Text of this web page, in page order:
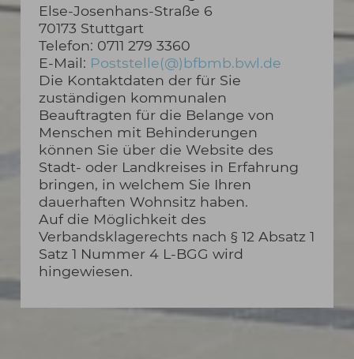
Else-Josenhans-Straße 6
70173 Stuttgart
Telefon: 0711 279 3360
E-Mail: Poststelle(@)bfbmb.bwl.de
Die Kontaktdaten der für Sie
zuständigen kommunalen
Beauftragten für die Belange von
Menschen mit Behinderungen
können Sie über die Website des
Stadt- oder Landkreises in Erfahrung
bringen, in welchem Sie Ihren
dauerhaften Wohnsitz haben.
Auf die Möglichkeit des
Verbandsklagerechts nach § 12 Absatz 1
Satz 1 Nummer 4 L-BGG wird
hingewiesen.